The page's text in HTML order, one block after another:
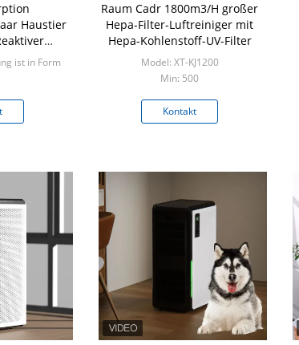
Haustier
ist in Form
Raum Cadr 1800m3/H großer
Hepa-Filter-Luftreiniger mit
Hepa-Kohlenstoff-UV-Filter
Model: XT-KJ1200
Min: 500
Kontakt